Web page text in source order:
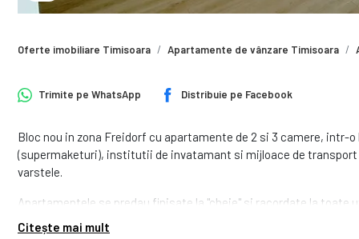
Oferte imobiliare Timisoara Apartamente de vânzare Timisoara
Trimite pe WhatsApp Distribuie pe Facebook
Bloc nou in zona Freidorf cu apartamente de 2 si 3 camere,
(supermaketuri), institutii de invatamant si mijloace de
varstele.
Apartamentele se predau finisate la "cheie" si racordate la toate
gradina proprie, iar cele de la etajul 3 de terase generoase.
Citește mai mult